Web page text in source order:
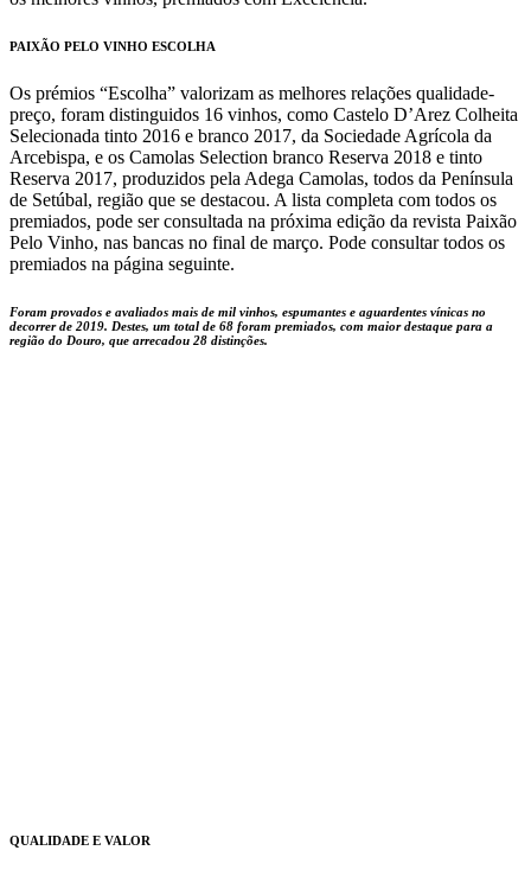
PAIXÃO PELO VINHO ESCOLHA
Os prémios “Escolha” valorizam as melhores relações qualidade-
preço, foram distinguidos 16 vinhos, como Castelo D’Arez Colheita
Selecionada tinto 2016 e branco 2017, da Sociedade Agrícola da
Arcebispa, e os Camolas Selection branco Reserva 2018 e tinto
Reserva 2017, produzidos pela Adega Camolas, todos da Península
de Setúbal, região que se destacou. A lista completa com todos os
premiados, pode ser consultada na próxima edição da revista Paixão
Pelo Vinho, nas bancas no final de março. Pode consultar todos os
premiados na página seguinte.
Foram provados e avaliados mais de mil vinhos, espumantes e aguardentes vínicas no
decorrer de 2019. Destes, um total de 68 foram premiados, com maior destaque para a
região do Douro, que arrecadou 28 distinções.
QUALIDADE E VALOR